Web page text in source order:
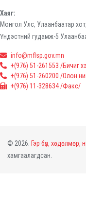
Хаяг:
Монгол Улс, Улаанбаатар
Үндэстний гудамж-5
info@mflsp.gov.mn
+(976) 51-261553 /Бичиг
+(976) 51-260200 /Олон
+(976) 11-328634 /Факс/
© 2026. Гэр бүл, хөдөлмөр,
хамгаалагдсан.